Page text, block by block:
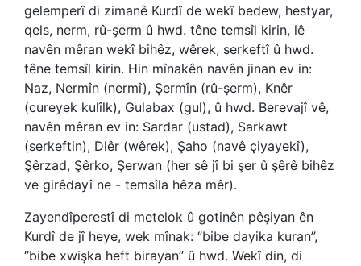
gelemperî di zimanê Kurdî de wekî bedew, hestyar,
qels, nerm, rû-şerm û hwd. têne temsîl kirin, lê
navên mêran wekî bihêz, wêrek, serkeftî û hwd.
têne temsîl kirin. Hin mînakên navên jinan ev in:
Naz, Nermîn (nermî), Şermîn (rû-şerm), Knêr
(cureyek kulîlk), Gulabax (gul), û hwd. Berevajî vê,
navên mêran ev in: Sardar (ustad), Sarkawt
(serkeftin), Dlêr (wêrek), Şaho (navê çiyayekî),
Şêrzad, Şêrko, Şerwan (her sê jî bi şer û şêrê bihêz
ve girêdayî ne - temsîla hêza mêr).
Zayendîperestî di metelok û gotinên pêşiyan ên
Kurdî de jî heye, wek mînak: ‘’bibe dayika kuran’’,
‘’bibe xwişka heft birayan’’ û hwd. Wekî din, di